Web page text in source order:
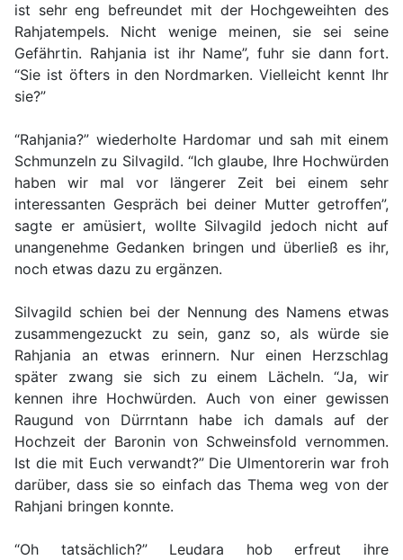
ist sehr eng befreundet mit der Hochgeweihten des
Rahjatempels. Nicht wenige meinen, sie sei seine
Gefährtin. Rahjania ist ihr Name”, fuhr sie dann fort.
“Sie ist öfters in den Nordmarken. Vielleicht kennt Ihr
sie?”
“Rahjania?” wiederholte Hardomar und sah mit einem
Schmunzeln zu Silvagild. “Ich glaube, Ihre Hochwürden
haben wir mal vor längerer Zeit bei einem sehr
interessanten Gespräch bei deiner Mutter getroffen”,
sagte er amüsiert, wollte Silvagild jedoch nicht auf
unangenehme Gedanken bringen und überließ es ihr,
noch etwas dazu zu ergänzen.
Silvagild schien bei der Nennung des Namens etwas
zusammengezuckt zu sein, ganz so, als würde sie
Rahjania an etwas erinnern. Nur einen Herzschlag
später zwang sie sich zu einem Lächeln. “Ja, wir
kennen ihre Hochwürden. Auch von einer gewissen
Raugund von Dürrntann habe ich damals auf der
Hochzeit der Baronin von Schweinsfold vernommen.
Ist die mit Euch verwandt?” Die Ulmentorerin war froh
darüber, dass sie so einfach das Thema weg von der
Rahjani bringen konnte.
“Oh tatsächlich?” Leudara hob erfreut ihre